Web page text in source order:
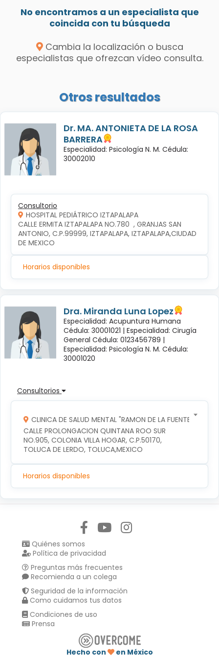
No encontramos a un especialista que
coincida con tu búsqueda
Cambia la localización o busca
especialistas que ofrezcan vídeo consulta.
Otros resultados
Dr. MA. ANTONIETA DE LA ROSA
BARRERA
Especialidad: Psicología N. M. Cédula:
30002010
Consultorio
HOSPITAL PEDIÁTRICO IZTAPALAPA
CALLE ERMITA IZTAPALAPA NO.780  , GRANJAS SAN
ANTONIO, C.P.99999, IZTAPALAPA, IZTAPALAPA,CIUDAD
DE MEXICO
Horarios disponibles
Dra. Miranda Luna Lopez
Especialidad: Acupuntura Humana
Cédula: 30001021 | Especialidad: Cirugía
General Cédula: 0123456789 |
Especialidad: Psicología N. M. Cédula:
30001020
Consultorios
CLINICA DE SALUD MENTAL "RAMON DE LA FUENTE"
CALLE PROLONGACION QUINTANA ROO SUR
NO.905, COLONIA VILLA HOGAR, C.P.50170,
TOLUCA DE LERDO, TOLUCA,MEXICO
Horarios disponibles
Quiénes somos
Política de privacidad
Preguntas más frecuentes
Recomienda a un colega
Seguridad de la información
Como cuidamos tus datos
Condiciones de uso
Prensa
Hecho con en México